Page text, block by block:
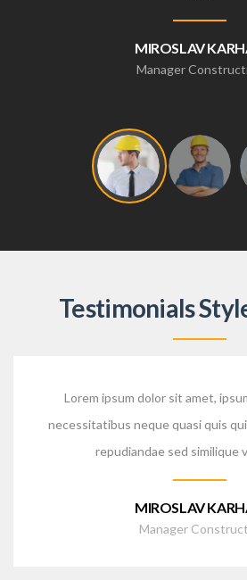
MIROSLAV
Manager
Testimonials
Lorem ipsum dolor sit amet,
necessitatibus neque quasi quis
repudiandae sed similique
MIROSLAV
Manager